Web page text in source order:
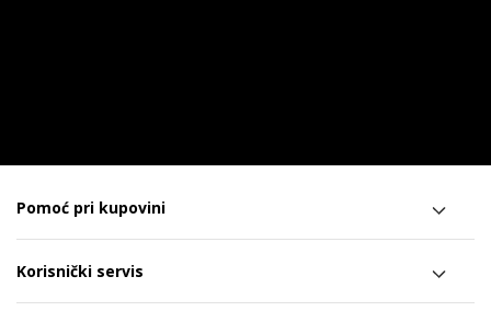
Pomoć pri kupovini
Korisnički servis